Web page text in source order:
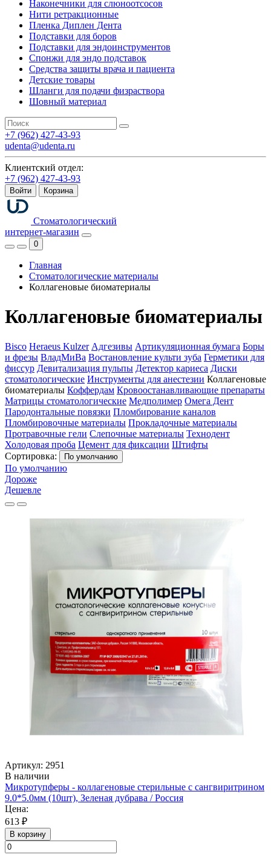
Наконечники для слюноотсосов
Нити ретракционные
Пленка Диплен Дента
Подставки для боров
Подставки для эндоинструментов
Спонжи для эндо подставок
Средства защиты врача и пациента
Детские товары
Шланги для подачи физраствора
Шовный материал
+7 (962) 427-43-93
udenta@udenta.ru
Клиентский отдел:
+7 (962) 427-43-93
Войти Корзина
Стоматологический
интернет-магазин
0
Главная
Стоматологические материалы
Коллагеновые биоматериалы
Коллагеновые биоматериалы
Bisco Heraeus Kulzer Адгезивы Артикуляционная бумага Боры
и фрезы ВладМиВа Востановление культи зуба Герметики для
фиссур Девитализация пульпы Детектор кариеса Диски
стоматологические Инструменты для анестезии Коллагеновые
биоматериалы Коффердам Кровоостанавливающие препараты
Матрицы стоматологические Медполимер Омега Дент
Пародонтальные повязки Пломбирование каналов
Пломбировочные материалы Прокладочные материалы
Протравочные гели Слепочные материалы Технодент
Холодовая проба Цемент для фиксации Штифты
Сортировка:
По умолчанию
По умолчанию
Дороже
Дешевле
Артикул: 2951
В наличии
Микротупферы - коллагеновые стерильные с сангвиритрином
9.0*5.0мм (10шт), Зеленая дубрава / Россия
Цена:
613 ₽
В корзину